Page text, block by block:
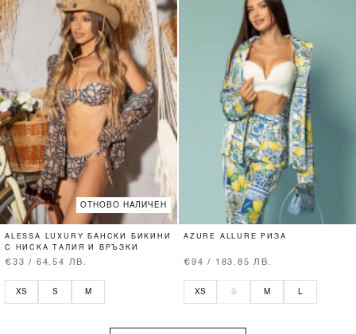
ОТНОВО НАЛИЧЕН
ALESSA LUXURY БАНСКИ БИКИНИ
С НИСКА ТАЛИЯ И ВРЪЗКИ
€33 / 64.54 ЛВ.
XS S M
AZURE ALLURE РИЗА
€94 / 183.85 ЛВ.
XS S M